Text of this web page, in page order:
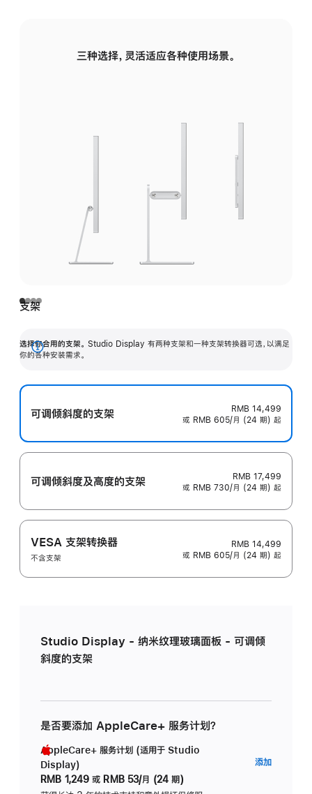
三种选择，灵活适应各种使用场景。
支架
选择你合用的支架。 Studio Display 有两种支架和一种支架转换器可选，以满足
你的各种安装需求。
展
可调倾斜度的支架
RMB 14,499
或 RMB 605/月 (24 期) 起
可调倾斜度及高‍度的支‍架
RMB 17,499
或 RMB 730/月 (24 期) 起
VESA 支架转换器
不含支架
RMB 14,499
或 RMB 605/月 (24 期) 起
Studio Display - 纳米纹理玻璃面板 - 可调倾
斜度的支架
是否要添加 AppleCare+ 服务计划？
AppleCare+ 服务计划 (适用于 Studio
Display)
RMB 1,249 或 RMB 53/月 (24 期)
添加